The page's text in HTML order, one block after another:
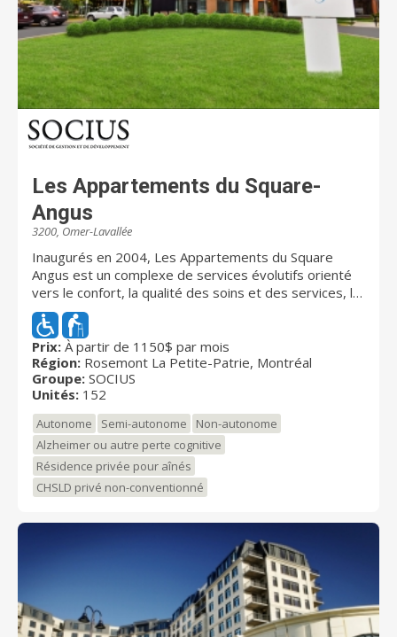
Les Appartements du Square-
Angus
3200, Omer-Lavallée
Inaugurés en 2004, Les Appartements du Square
Angus est un complexe de services évolutifs orienté
vers le confort, la qualité des soins et des services, la
sécurité et le respect des aînés. Le complexe fait
partie d’une nouvelle génération d'habitations, offrant
un mode de vie privilégié dans un milieu urbain
exceptionnel, puisque situé dans le quadrilatère
historique des usines Angus, autrefois propriétaires
du Canadian Pacifique, lequel fait partie du territoire
du CSSS Lucille-Teasdale.
Prix: À partir de 1150$ par mois
Région: Rosemont La Petite-Patrie, Montréal
Groupe: SOCIUS
Unités: 152
Autonome Semi-autonome
Non-autonome
Alzheimer ou autre perte cognitive
Résidence privée pour aînés
CHSLD privé non-conventionné